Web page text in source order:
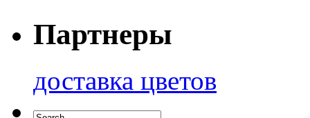
Партнеры
доставка цветов